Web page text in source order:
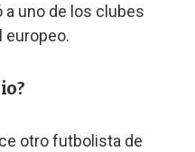
a uno de los clubes
europeo.
otro futbolista de